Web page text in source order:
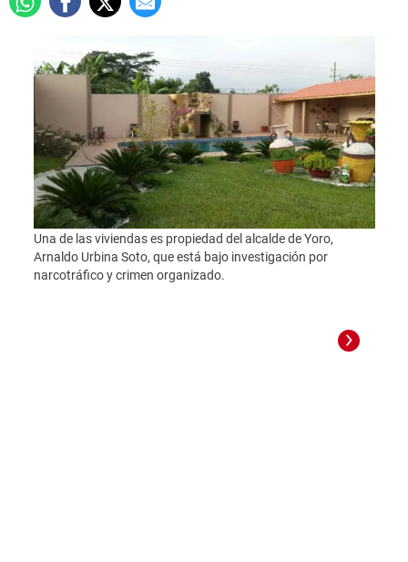
Una de las viviendas es propiedad del alcalde de Yoro,
Arnaldo Urbina Soto, que está bajo investigación por
narcotráfico y crimen organizado.